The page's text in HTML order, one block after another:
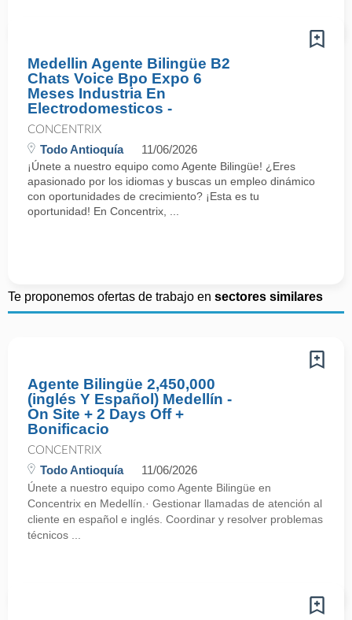
Medellin Agente Bilingüe B2
Chats Voice Bpo Expo 6
Meses Industria En
Electrodomesticos -
CONCENTRIX
Todo Antioquía 11/06/2026
¡Únete a nuestro equipo como Agente Bilingüe! ¿Eres
apasionado por los idiomas y buscas un empleo dinámico
con oportunidades de crecimiento? ¡Esta es tu
oportunidad! En Concentrix, ...
Te proponemos ofertas de trabajo en sectores similares
Agente Bilingüe 2,450,000
(inglés Y Español) Medellín -
On Site + 2 Days Off +
Bonificacio
CONCENTRIX
Todo Antioquía 11/06/2026
Únete a nuestro equipo como Agente Bilingüe en
Concentrix en Medellín.· Gestionar llamadas de atención al
cliente en español e inglés. Coordinar y resolver problemas
técnicos ...